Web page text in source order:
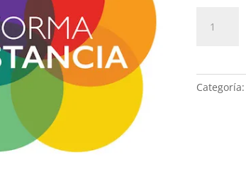
con
Categoría: